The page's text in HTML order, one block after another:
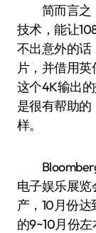
简而言之，
技术，能让
不出意外的话
片，并借用英
这个4K输出
是很有帮助的
样。
Bloomberg
电子娱乐展
产，10月份
的9~10月份